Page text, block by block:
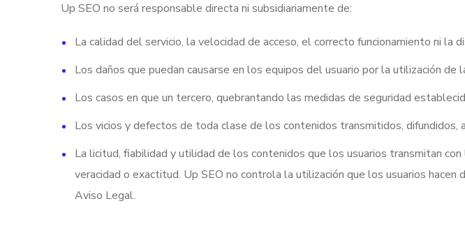
Up SEO no será responsable directa ni subsidiariamente de:
La calidad del servicio, la velocidad de acceso, el correcto funcionamiento ni la
Los daños que puedan causarse en los equipos del usuario por la utilización de
Los casos en que un tercero, quebrantando las medidas de seguridad
Los vicios y defectos de toda clase de los contenidos transmitidos, difundidos,
La licitud, fiabilidad y utilidad de los contenidos que los usuarios transmitan
veracidad o exactitud. Up SEO no controla la utilización que los usuarios
Aviso Legal.